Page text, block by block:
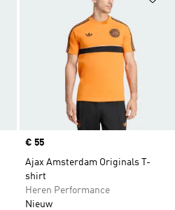
Price
€ 55
Ajax Amsterdam Originals T-
shirt
Heren Performance
Nieuw